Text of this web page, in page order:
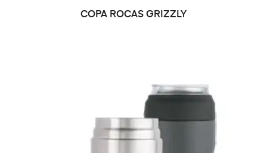
LEER MÁS
COPA ROCAS GRIZZLY